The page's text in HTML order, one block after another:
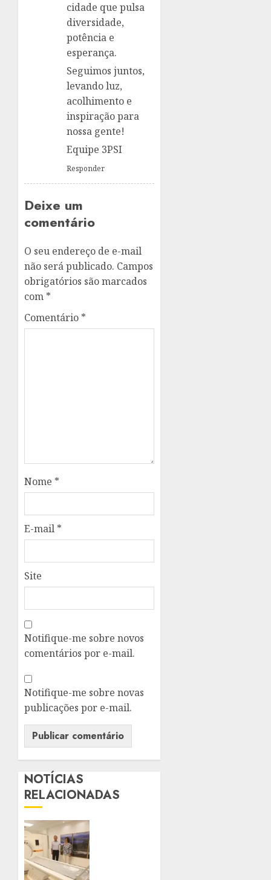
cidade que pulsa
diversidade,
potência e
esperança.
Seguimos juntos,
levando luz,
acolhimento e
inspiração para
nossa gente!
Equipe 3PSI
Responder
Deixe um
comentário
O seu endereço de e-mail
não será publicado. Campos
obrigatórios são marcados
com *
Comentário *
Nome *
E-mail *
Site
Notifique-me sobre novos
comentários por e-mail.
Notifique-me sobre novas
publicações por e-mail.
NOTÍCIAS
RELACIONADAS